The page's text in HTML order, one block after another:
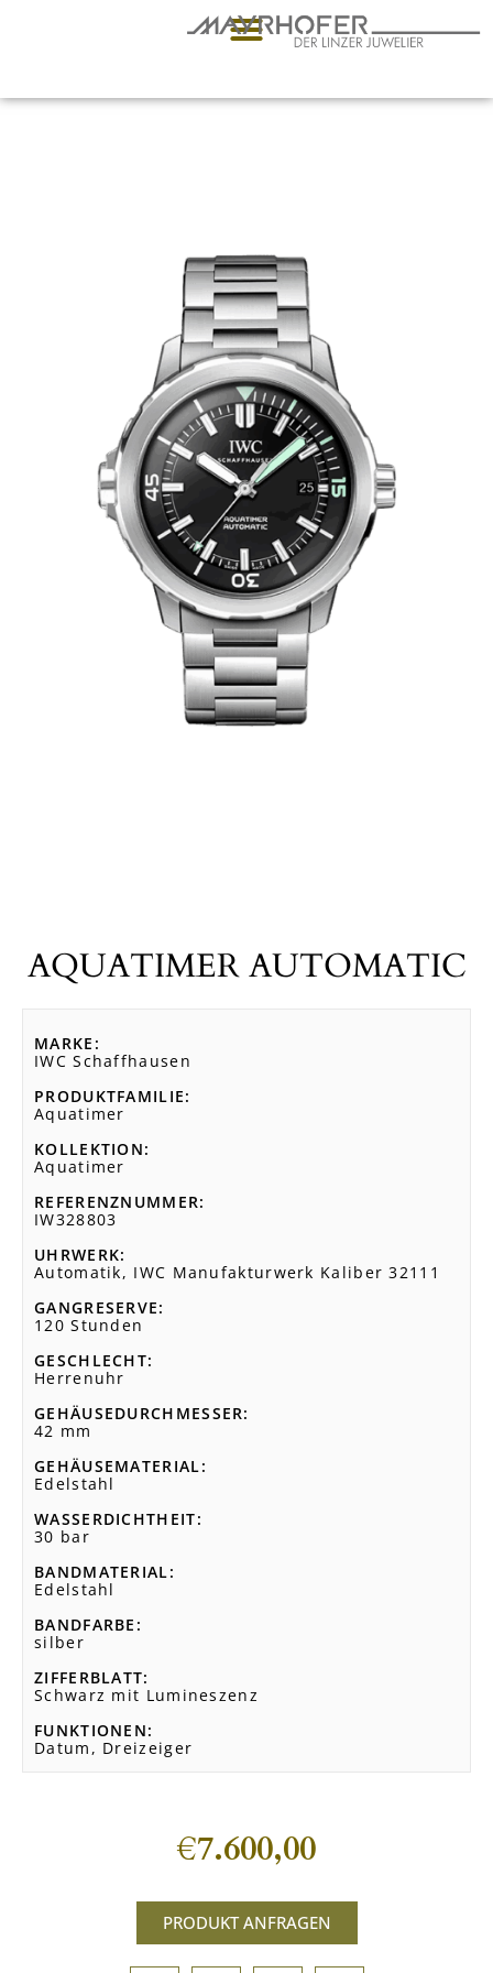
AQUATIMER AUTOMATIC
MARKE
IWC Schaffhausen
PRODUKTFAMILIE
Aquatimer
KOLLEKTION
Aquatimer
REFERENZNUMMER
IW328803
UHRWERK
Automatik, IWC Manufakturwerk Kaliber 32111
GANGRESERVE
120 Stunden
GESCHLECHT
Herrenuhr
GEHÄUSEDURCHMESSER
42 mm
GEHÄUSEMATERIAL
Edelstahl
WASSERDICHTHEIT
30 bar
BANDMATERIAL
Edelstahl
BANDFARBE
silber
ZIFFERBLATT
Schwarz mit Lumineszenz
FUNKTIONEN
Datum, Dreizeiger
€7.600,00
PRODUKT ANFRAGEN